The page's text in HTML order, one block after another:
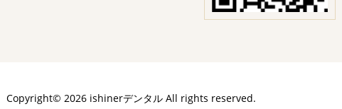
Copyright© 2026 ishinerデンタル All rights reserved.